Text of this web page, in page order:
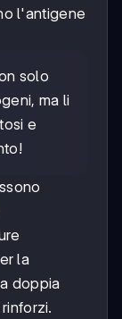
l'antigene
solo
ma li
e
la
doppia